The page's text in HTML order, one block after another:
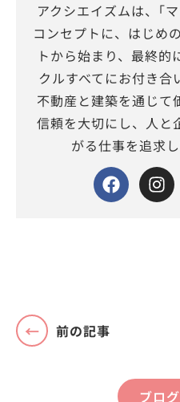
アクシエイズムは、｢
コンセプトに、はじめ
トから始まり、最終的
クルすべてにお付き合
不動産と建築を通じて
信頼を大切にし、人と
がる仕事を追求
前の記事
ブロ